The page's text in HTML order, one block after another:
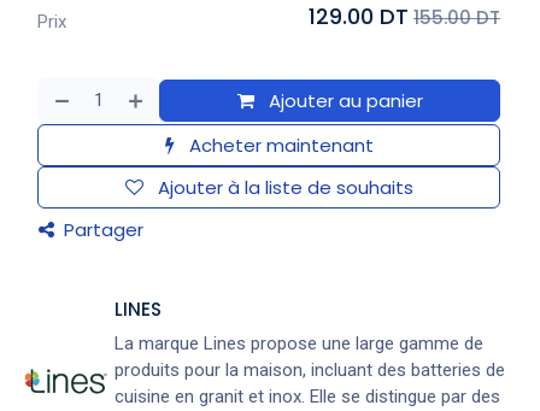
Ajouter au panier
Acheter maintenant
Ajouter à la liste de souhaits
Partager
Prix 129.00 DT 155.00 DT
LINES
La marque Lines propose une large gamme de
produits pour la maison, incluant des batteries de
cuisine en granit et inox. Elle se distingue par des